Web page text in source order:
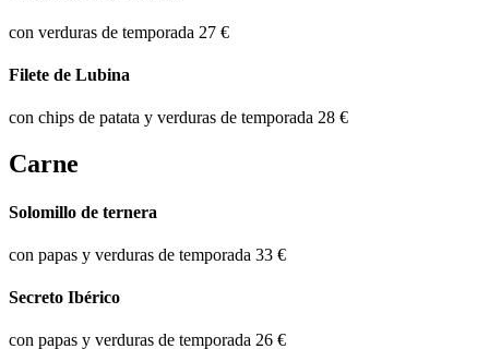
con verduras de temporada 27 €
Filete de Lubina
con chips de patata y verduras de temporada 28 €
Carne
Solomillo de ternera
con papas y verduras de temporada 33 €
Secreto Ibérico
con papas y verduras de temporada 26 €